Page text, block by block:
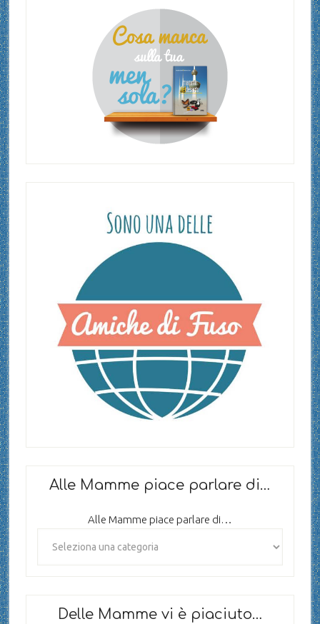
Alle Mamme piace parlare di…
Alle Mamme piace parlare di…
Delle Mamme vi è piaciuto…